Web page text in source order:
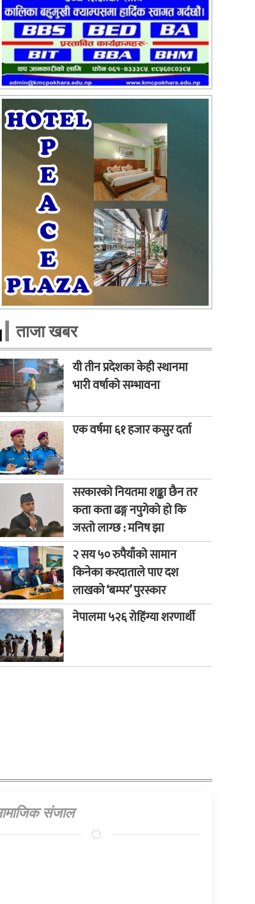
ताजा खबर
यी तीन प्रदेशका केही स्थानमा
भारी वर्षाको सम्भावना
एक वर्षमा ६१ हजार कसुर दर्ता
सरकारको नियतमा शङ्का छैन तर
कता कता ढङ्ग नपुगेको हो कि
जस्तो लाग्छ : मनिष झा
२ सय ५० रुपैयाँको सामान
किनेका करदाताले पाए दश
लाखको ‘बम्पर’ पुरस्कार
नेपालमा ५२६ रोहिंग्या शरणार्थी
संजाल